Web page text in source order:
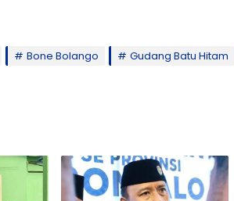
Bone Bolango Gudang Batu Hitam